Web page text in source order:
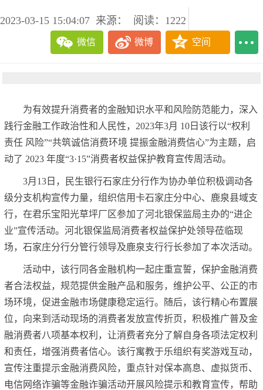
2023-03-15 15:04:07 来源： 阅读：1222
微信 微博 空间
为有效提升消费者的金融知识水平和风险防范能力，深入
践行金融工作政治性和人民性，2023年3月 10日该行以“权利
责任 风险”“共筑诚信消费环境 提振金融消费信心”为主题，启
动了 2023 年度“3·15”消费者权益保护教育宣传周活动。
3月13日，民生银行石家庄分行作为协办单位积极调动各
级分支机构宣传力量，组织信用卡石家庄分中心、鹿泉县域支
行，在君乐宝阳光草坪厂区参加了河北银保监局主办的“进企
业”宣传活动。河北银保监局消费者权益保护处领导莅临现
场，石家庄分行分管行领导及鹿泉支行行长参加了本次活动。
活动中，该行同各金融机构一起庄重宣誓，保护金融消费
者合法权益，规范提供金融产品和服务，维护公平、公正的市
场环境，促进金融市场健康稳定运行。随后，该行精心布置展
位，向来到活动现场的消费者发放宣传折页，积极推广普及金
融消费者八项基本权利，让消费者充分了解自身各项法定权利
和责任，增强消费者信心。该行寓教于乐组织有奖游戏互动，
宣传注重提示金融消费风险，重点针对保本高息、虚拟货币、
电信网络诈骗等金融诈骗活动开展风险提示和教育宣传，帮助